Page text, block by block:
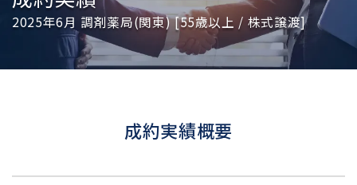
2025年6月 調剤薬局(関東) [55歳以上 / 株式譲渡]
成約実績概要